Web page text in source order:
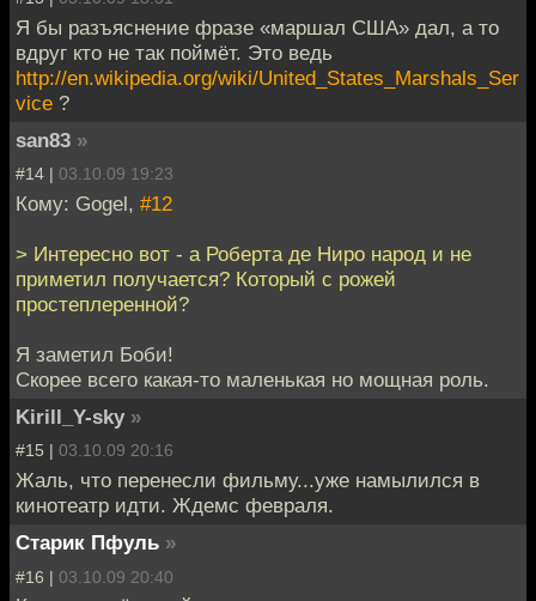
Я бы разъяснение фразе «маршал США» дал, а то
вдруг кто не так поймёт. Это ведь
http://en.wikipedia.org/wiki/United_States_Marshals_Ser
vice ?
san83 »
#14 | 03.10.09 19:23
Кому: Gogel, #12
> Интересно вот - а Роберта де Ниро народ и не
приметил получается? Который с рожей
простеплеренной?
Я заметил Боби!
Скорее всего какая-то маленькая но мощная роль.
Kirill_Y-sky »
#15 | 03.10.09 20:16
Жаль, что перенесли фильму...уже намылился в
кинотеатр идти. Ждемс февраля.
Старик Пфуль »
#16 | 03.10.09 20:40